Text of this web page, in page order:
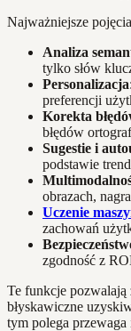
Najważniejsze
Analiza
tylko słów
Personalizacja
preferencji
Korekta
błędów
Sugestie i
podstawie
obrazach,
Uczenie
zachowań
zgodność z
Te funkcje pozwalają
błyskawiczne
tym polega